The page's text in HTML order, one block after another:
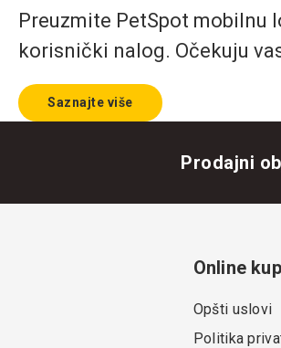
Preuzmite PetSpot mobilnu
korisnički nalog. Očekuju
Saznajte više
Prodajni
Online
Opšti uslovi
Politika